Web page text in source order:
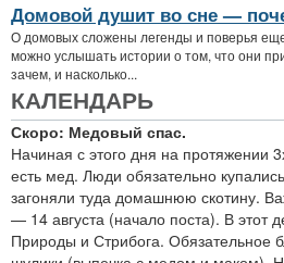
Домовой душит во сне —
О домовых сложены легенды и поверья
можно услышать истории о том, что они
зачем, и насколько...
КАЛЕНДАРЬ
Скоро: Медовый спас.
Начиная с этого дня на протяжении
есть мед. Люди обязательно
загоняли туда домашнюю скотину.
— 14 августа (начало поста). В этот
Природы и Стрибога. Обязательное